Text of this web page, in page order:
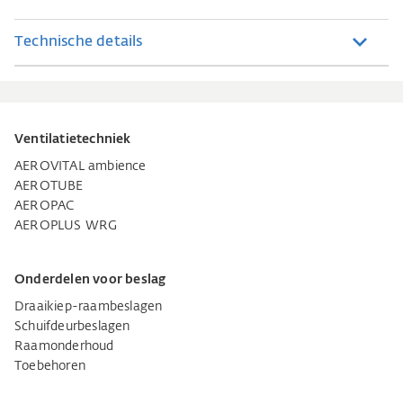
Technische details
Ventilatietechniek
AEROVITAL ambience
AEROTUBE
AEROPAC
AEROPLUS WRG
Onderdelen voor beslag
Draaikiep-raambeslagen
Schuifdeurbeslagen
Raamonderhoud
Toebehoren